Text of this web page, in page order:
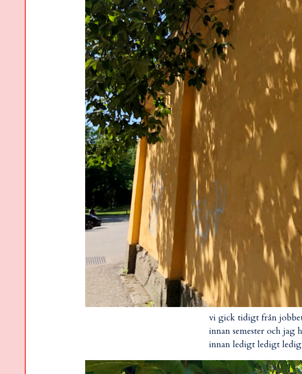
vi gick tidigt från jobbet
innan semester och jag
innan ledigt ledigt